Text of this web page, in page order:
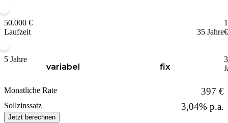
50.000 €
€
Laufzeit 35 Jahre
5 Jahre
variabel fix
Monatliche Rate 397 €
Sollzinssatz 3,04% p.a.
Jetzt berechnen